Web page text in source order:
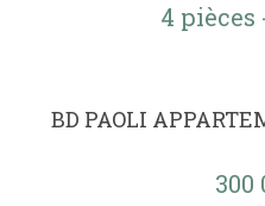
4 pièces
BD PAOLI
300